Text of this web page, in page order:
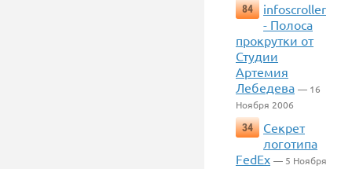
84
infoscroller
- Полоса
прокрутки от
Студии
Артемия
Лебедева — 16
Ноября 2006
34
Секрет
логотипа
FedEx — 5 Ноября